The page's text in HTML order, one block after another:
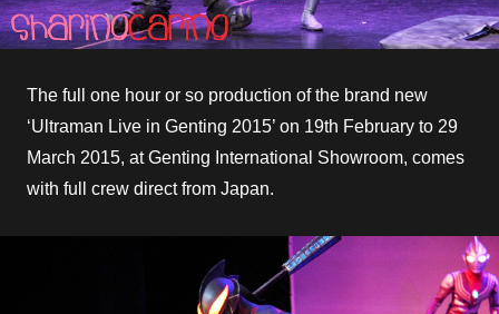
The full one hour or so production of the brand new
‘Ultraman Live in Genting 2015’ on 19th February to 29
March 2015, at Genting International Showroom, comes
with full crew direct from Japan.